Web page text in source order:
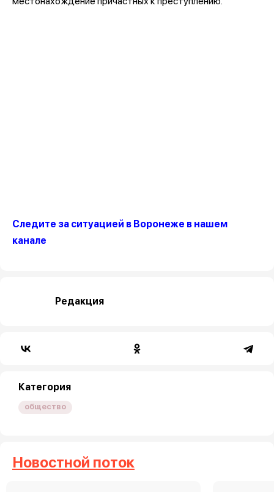
Следите за ситуацией в Воронеже в нашем
канале
Редакция
Категория
общество
Новостной поток